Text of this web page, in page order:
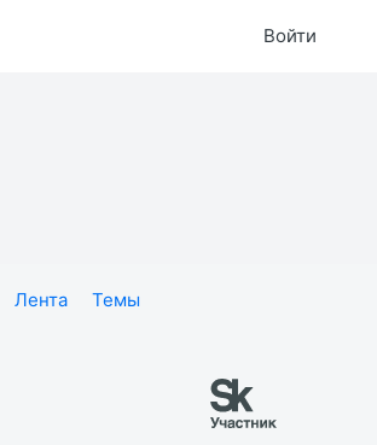
Войти
Лента
Темы